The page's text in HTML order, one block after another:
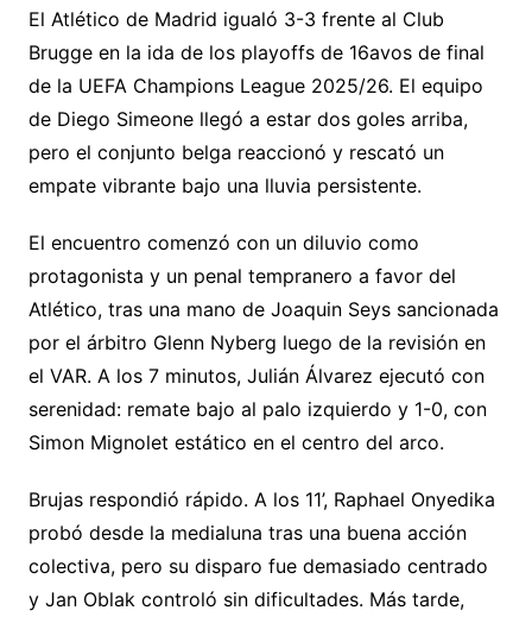
p
y
Li
n
k
ai
l
at
s
A
p
p
e
gr
a
m
c
e
b
o
o
s
s
e
n
g
m
p
ar
tir
El Atlético de Madrid igualó 3-3 frente al Club
Brugge en la ida de los playoffs de 16avos de final
de la UEFA Champions League 2025/26. El equipo
de Diego Simeone llegó a estar dos goles arriba,
pero el conjunto belga reaccionó y rescató un
empate vibrante bajo una lluvia persistente.
El encuentro comenzó con un diluvio como
protagonista y un penal tempranero a favor del
Atlético, tras una mano de Joaquin Seys sancionada
por el árbitro Glenn Nyberg luego de la revisión en
el VAR. A los 7 minutos, Julián Álvarez ejecutó con
serenidad: remate bajo al palo izquierdo y 1-0, con
Simon Mignolet estático en el centro del arco.
Brujas respondió rápido. A los 11’, Raphael Onyedika
probó desde la medialuna tras una buena acción
colectiva, pero su disparo fue demasiado centrado
y Jan Oblak controló sin dificultades. Más tarde,